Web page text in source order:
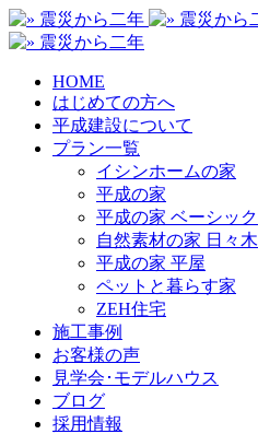
HOME
はじめての方へ
平成建設について
プラン一覧
イシンホームの家
平成の家
平成の家 ベーシック
自然素材の家 日々木
平成の家 平屋
ペットと暮らす家
ZEH住宅
施工事例
お客様の声
見学会･モデルハウス
ブログ
採用情報